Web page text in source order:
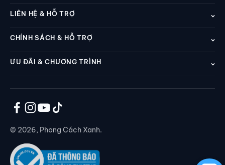
LIÊN HỆ & HỖ TRỢ
CHÍNH SÁCH & HỖ TRỢ
ƯU ĐÃI & CHƯƠNG TRÌNH
© 2026, Phong Cách Xanh.